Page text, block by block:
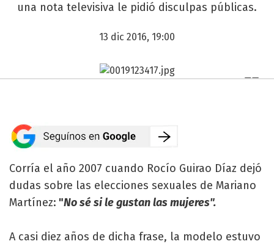
una nota televisiva le pidió disculpas públicas.
13 dic 2016, 19:00
Corría el año 2007 cuando Rocío Guirao Díaz dejó
dudas sobre las elecciones sexuales de Mariano
Martínez: "No sé si le gustan las mujeres".
A casi diez años de dicha frase, la modelo estuvo